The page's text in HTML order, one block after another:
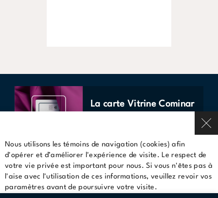
Nous utilisons les témoins de navigation (cookies) afin
d'opérer et d’améliorer l'expérience de visite. Le respect de
votre vie privée est important pour nous. Si vous n'êtes pas à
l'aise avec l'utilisation de ces informations, veuillez revoir vos
paramètres avant de poursuivre votre visite.
La carte Vitrine Cominar
Infolettre